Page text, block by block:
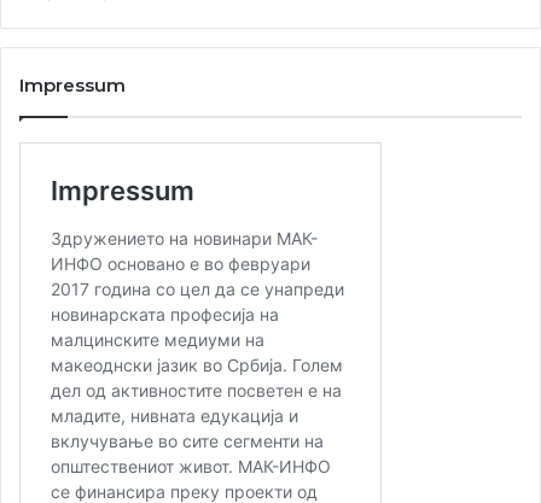
меѓу културните простори, јазикот и припадноста.
Impressum